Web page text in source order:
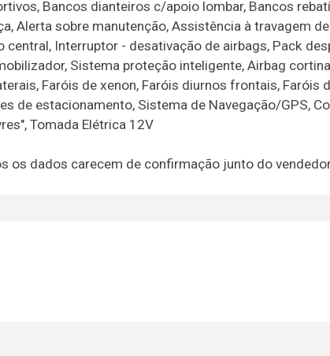
Bancos dianteiros c/apoio lombar, Bancos
Alerta sobre manutenção, Assistência à travagem
Interruptor - desativação de airbags, Pack
Sistema proteção inteligente, Airbag
Faróis de xenon, Faróis diurnos frontais, Faróis
de estacionamento, Sistema de Navegação/GPS,
Tomada Elétrica 12V
os dados carecem de confirmação junto do